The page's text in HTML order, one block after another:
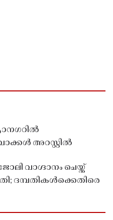
അറസ്റ്റിൽ
വാഗ്ദാനം ചെയ്ത്
ദമ്പതികൾക്കെതിരെ